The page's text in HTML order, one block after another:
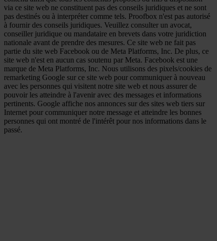
via ce site web ne constituent pas des conseils juridiques et ne sont
pas destinés ou à interpréter comme tels. Proofbox n'est pas autorisé
à fournir des conseils juridiques. Veuillez consulter un avocat,
conseiller juridique ou mandataire en brevets dans votre juridiction
nationale avant de prendre des mesures. Ce site web ne fait pas
partie du site web Facebook ou de Meta Platforms, Inc. De plus, ce
site web n'est en aucun cas soutenu par Meta. Facebook est une
marque de Meta Platforms, Inc. Nous utilisons des pixels/cookies de
remarketing Google sur ce site web pour communiquer à nouveau
avec les personnes qui visitent notre site web et nous assurer de
pouvoir les atteindre à l'avenir avec des messages et informations
pertinents. Google affiche nos annonces sur des sites web tiers sur
Internet pour communiquer notre message et atteindre les bonnes
personnes qui ont montré de l'intérêt pour nos informations dans le
passé.